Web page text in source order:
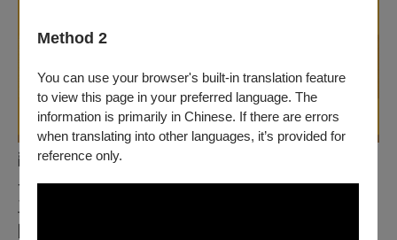
Method 2
You can use your browser's built-in translation feature
to view this page in your preferred language. The
information is primarily in Chinese. If there are errors
when translating into other languages, it’s provided for
reference only.
爵士音樂工作坊│8.25 (MON.) — 8.30 (SAT.) 10:00
- 18:00
工作坊成果展演│8.31 (SUN.) 以大樂團及小編制樂